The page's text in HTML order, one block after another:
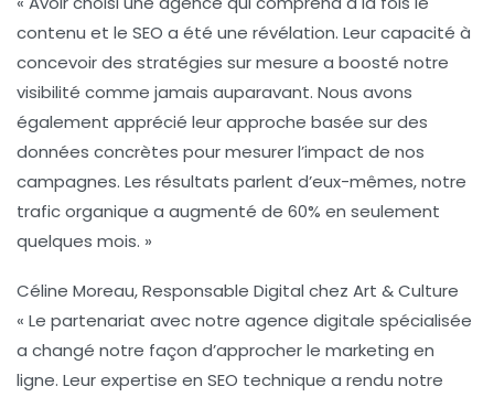
contenu et le SEO a été une révélation. Leur capacité à
concevoir des stratégies sur mesure a boosté notre
visibilité comme jamais auparavant. Nous avons
également apprécié leur approche basée sur des
données concrètes pour mesurer l’impact de nos
campagnes. Les résultats parlent d’eux-mêmes, notre
trafic organique a augmenté de 60% en seulement
quelques mois. »
Céline Moreau, Responsable Digital chez Art & Culture
« Le partenariat avec notre agence digitale spécialisée
a changé notre façon d’approcher le marketing en
ligne. Leur expertise en SEO technique a rendu notre